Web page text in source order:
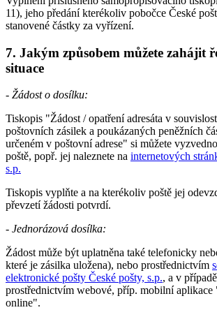
11), jeho předání kterékoliv pobočce České
stanovené částky za vyřízení.
7. Jakým způsobem můžete zahájit
situace
- Žádost o dosílku:
Tiskopis "Žádost / opatření adresáta v
poštovních zásilek a poukázaných peněžních
určeném v poštovní adrese" si můžete
poště, popř. jej naleznete na internetových
s.p.
Tiskopis vyplňte a na kterékoliv poště jej
převzetí žádosti potvrdí.
- Jednorázová dosílka:
Žádost může být uplatněna také telefonicky
které je zásilka uložena), nebo prostřednictvím
elektronické pošty České pošty, s.p., a v
prostřednictvím webové, příp. mobilní aplikace
online".